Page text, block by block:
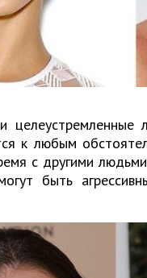
к любым
с другими
быть